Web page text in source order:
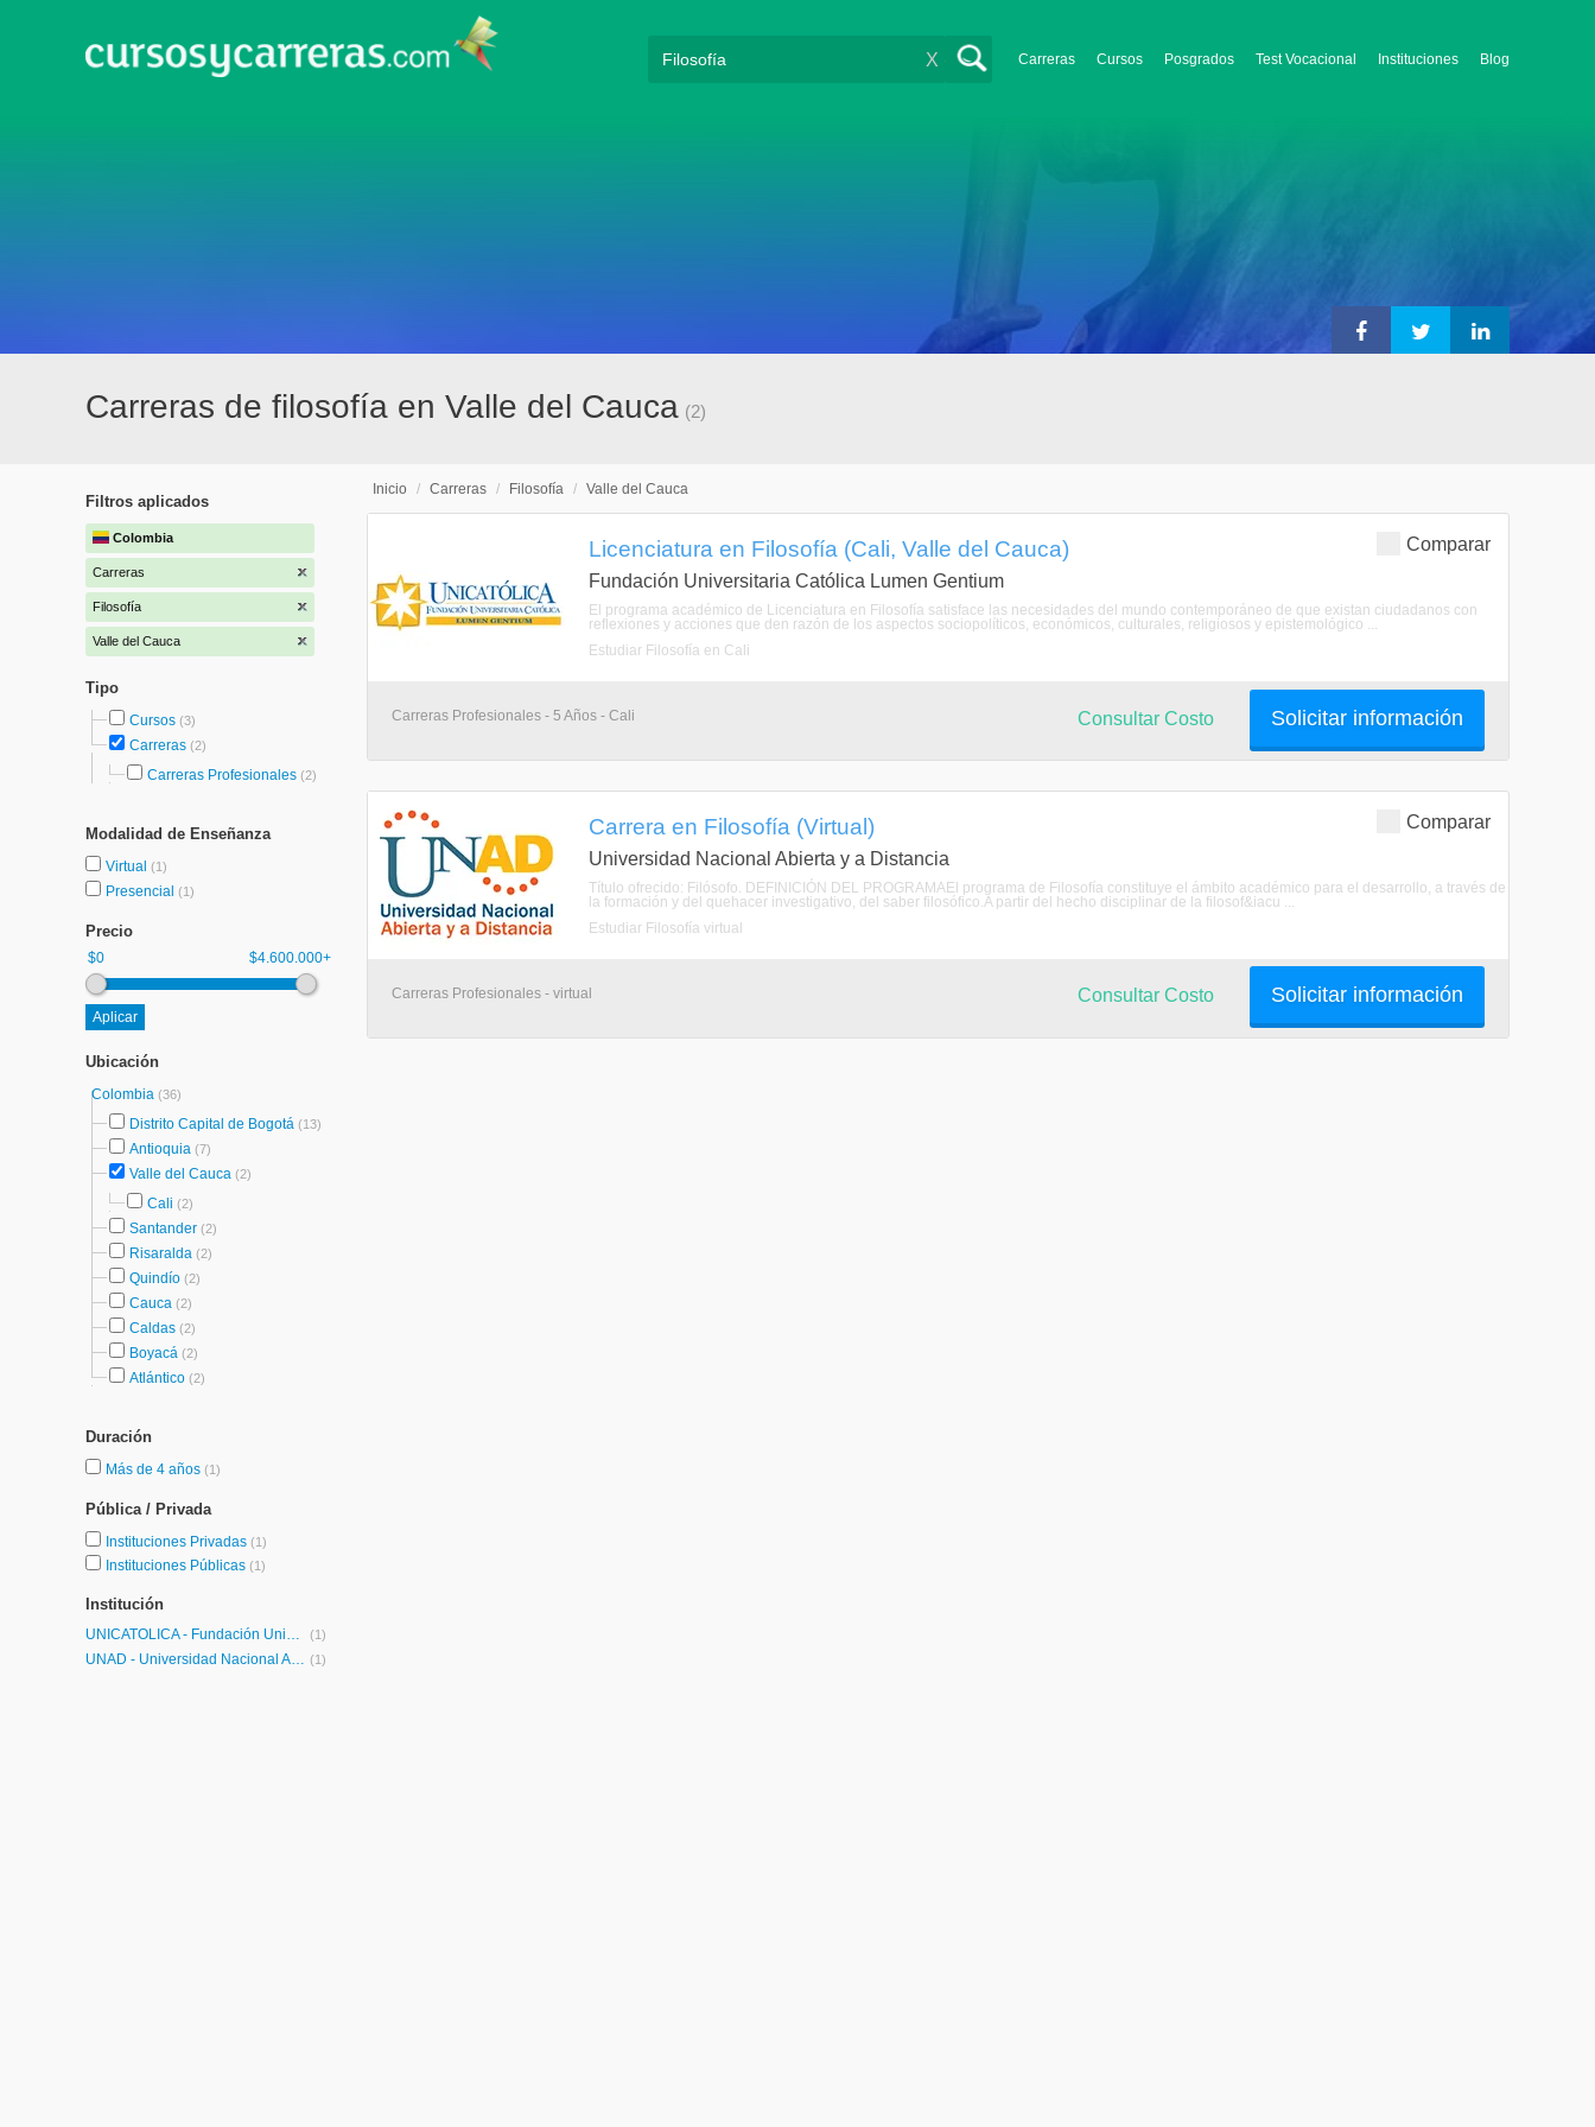
Carreras Cursos Posgrados Test Vocacional Instituciones Blog
X
Carreras de filosofía en Valle del Cauca (2)
Filtros aplicados
Colombia
Carreras
Filosofía
Valle del Cauca
Tipo
Cursos (3)
Carreras (2)
Carreras Profesionales (2)
Modalidad de Enseñanza
Virtual (1)
Presencial (1)
Precio
$0 $4.600.000+
Ubicación
Colombia (36)
Distrito Capital de Bogotá (13)
Antioquia (7)
Valle del Cauca (2)
Cali (2)
Santander (2)
Risaralda (2)
Quindío (2)
Cauca (2)
Caldas (2)
Boyacá (2)
Atlántico (2)
Duración
Más de 4 años (1)
Pública / Privada
Instituciones Privadas (1)
Instituciones Públicas (1)
Institución
UNICATÓLICA - Fundación Universitaria Católica Lumen Gentium (1)
UNAD - Universidad Nacional Abierta y a Distancia (1)
Inicio / Carreras / Filosofía / Valle del Cauca
Comparar
Licenciatura en Filosofía (Cali, Valle del Cauca)
Fundación Universitaria Católica Lumen Gentium
El programa académico de Licenciatura en Filosofía satisface las necesidades del mundo contemporáneo de que existan ciudadanos con
reflexiones y acciones que den razón de los aspectos sociopolíticos, económicos, culturales, religiosos y epistemológico ...
Estudiar Filosofía en Cali
Carreras Profesionales - 5 Años - Cali Solicitar información
Consultar Costo
Comparar
Carrera en Filosofía (Virtual)
Universidad Nacional Abierta y a Distancia
Título ofrecido: Filósofo. DEFINICIÓN DEL PROGRAMAEl programa de Filosofía constituye el ámbito académico para el desarrollo, a través de
la formación y del quehacer investigativo, del saber filosófico.A partir del hecho disciplinar de la filosof&iacu ...
Estudiar Filosofía virtual
Carreras Profesionales - virtual Solicitar información
Consultar Costo